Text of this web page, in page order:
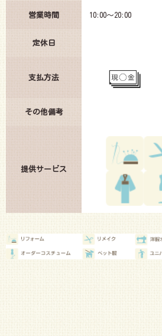
営業時間 10:00～20:00
定休日
支払方法
その他備考
提供サービス